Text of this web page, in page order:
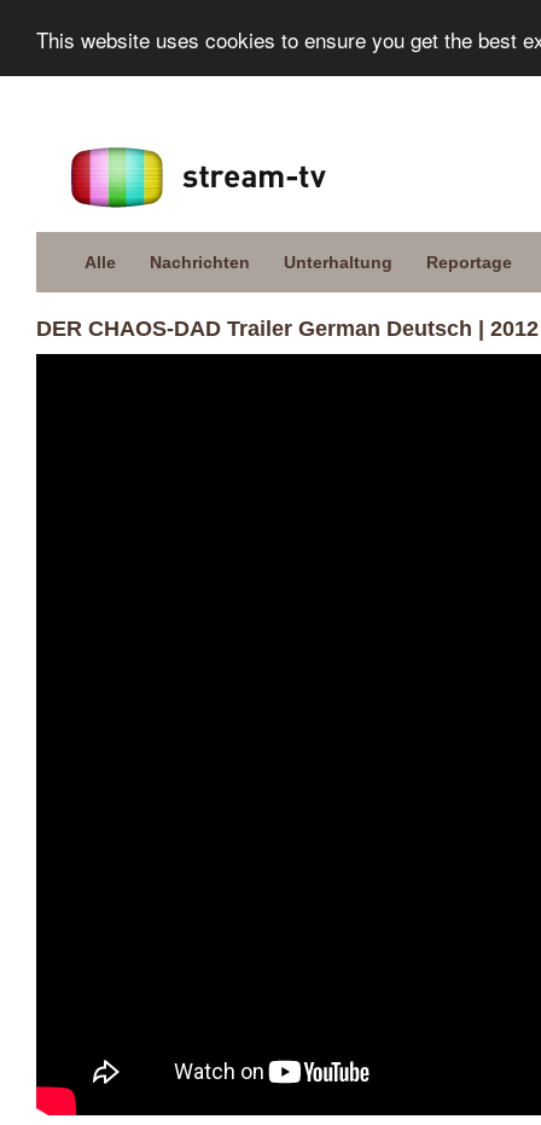
This website uses cookies to ensure you get the best
Alle Nachrichten Unterhaltung Reportage
DER CHAOS-DAD Trailer German Deutsch |